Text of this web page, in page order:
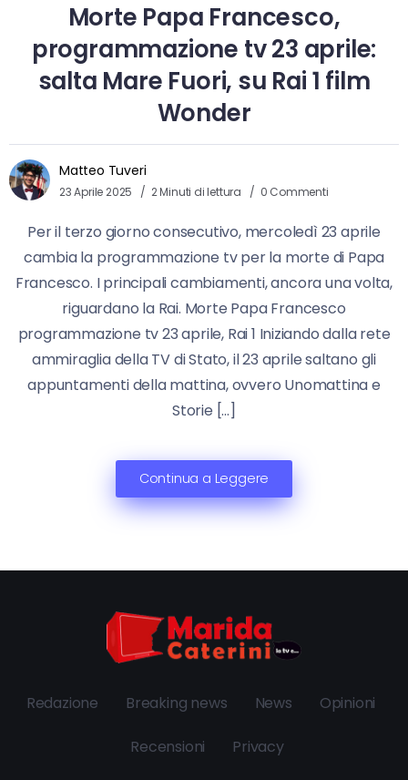
Morte Papa Francesco,
programmazione tv 23 aprile:
salta Mare Fuori, su Rai 1 film
Wonder
Matteo Tuveri
23 Aprile 2025 2 Minuti di lettura 0 Commenti
Per il terzo giorno consecutivo, mercoledì 23 aprile
cambia la programmazione tv per la morte di Papa
Francesco. I principali cambiamenti, ancora una volta,
riguardano la Rai. Morte Papa Francesco
programmazione tv 23 aprile, Rai 1 Iniziando dalla rete
ammiraglia della TV di Stato, il 23 aprile saltano gli
appuntamenti della mattina, ovvero Unomattina e
Storie […]
Continua a Leggere
Redazione Breaking news News Opinioni
Recensioni Privacy